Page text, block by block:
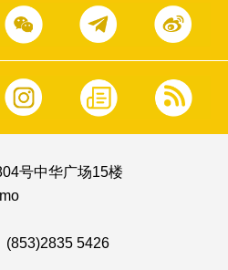
号中华广场15楼
(853)2835 5426